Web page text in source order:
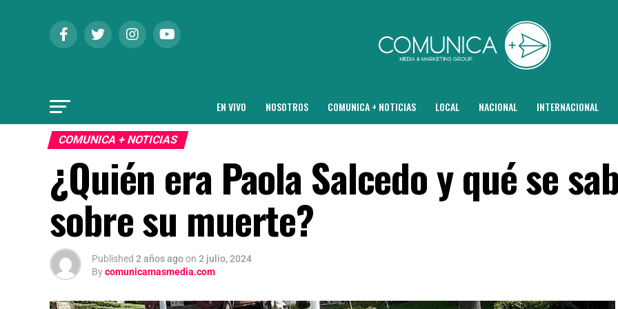
EN VIVO NOSOTROS COMUNICA + NOTICIAS LOCAL NACIONAL INTERNACIONAL
COMUNICA + NOTICIAS
¿Quién era Paola Salcedo y qué se
sobre su muerte?
Published 2 años agoon 2 julio, 2024
Bycomunicamasmedia.com